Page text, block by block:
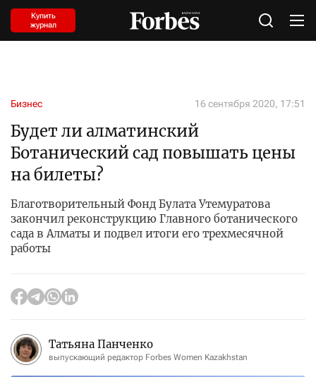
Купить
журнал
Бизнес 16 сентября 2020, 17:51
Будет ли алматинский
Ботанический сад повышать цены
на билеты?
Благотворительный Фонд Булата Утемуратова
закончил реконструкцию Главного ботанического
сада в Алматы и подвел итоги его трехмесячной
работы
Татьяна Панченко
выпускающий редактор Forbes Women Kazakhstan